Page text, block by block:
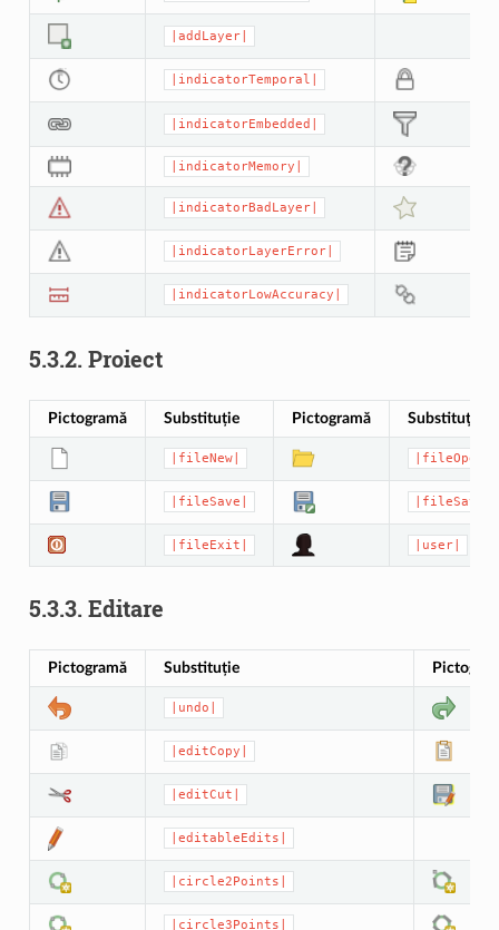
|addLayer|
|indicatorTemporal|
|indicatorEmbedded|
|indicatorMemory|
|indicatorBadLayer|
|indicatorLayerError|
|indicatorLowAccuracy|
5.3.2. Proiect
Pictogramă Substituție Pictogramă Substituție
|fileNew| |fileOpen|
|fileSave|
|fileExit| |user|
5.3.3. Editare
Pictogramă Substituție
|undo|
|editCopy|
|editCut|
|editableEdits|
|circle2Points|
|circle3Points|